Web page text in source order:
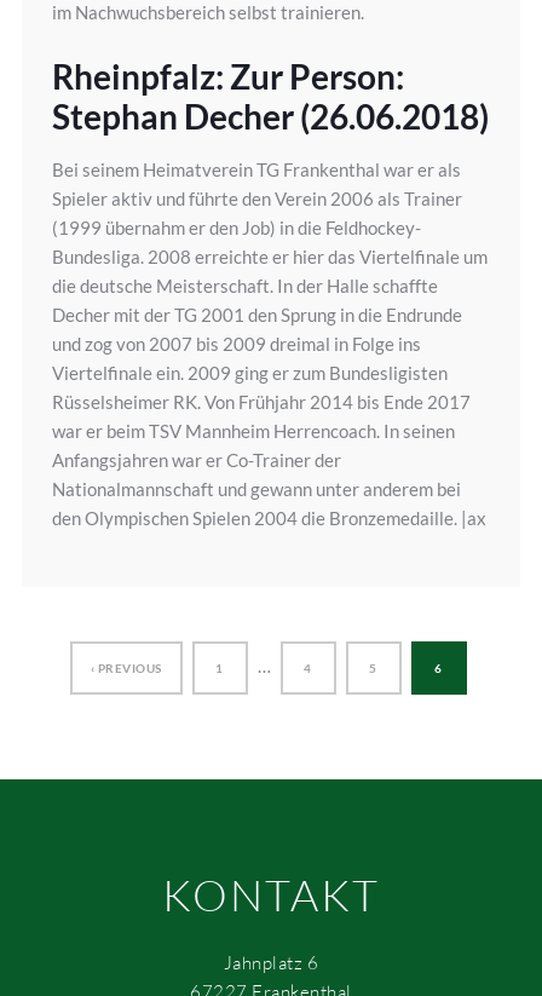
im Nachwuchsbereich selbst trainieren.
Rheinpfalz: Zur Person:
Stephan Decher (26.06.2018)
Bei seinem Heimatverein TG Frankenthal war er als
Spieler aktiv und führte den Verein 2006 als Trainer
(1999 übernahm er den Job) in die Feldhockey-
Bundesliga. 2008 erreichte er hier das Viertelfinale um
die deutsche Meisterschaft. In der Halle schaffte
Decher mit der TG 2001 den Sprung in die Endrunde
und zog von 2007 bis 2009 dreimal in Folge ins
Viertelfinale ein. 2009 ging er zum Bundesligisten
Rüsselsheimer RK. Von Frühjahr 2014 bis Ende 2017
war er beim TSV Mannheim Herrencoach. In seinen
Anfangsjahren war er Co-Trainer der
Nationalmannschaft und gewann unter anderem bei
den Olympischen Spielen 2004 die Bronzemedaille. |ax
‹ PREVIOUS 1 … 4 5 6
KONTAKT
Jahnplatz 6